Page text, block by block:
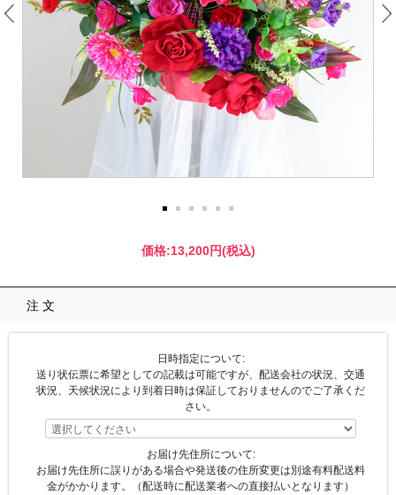
価格:13,200円(税込)
注文
日時指定について:
送り状伝票に希望としての記載は可能ですが、配送会社の状況、交通
状況、天候状況により到着日時は保証しておりませんのでご了承くだ
さい。
お届け先住所について:
お届け先住所に誤りがある場合や発送後の住所変更は別途有料配送料
金がかかります。（配送時に配送業者への直接払いとなります）